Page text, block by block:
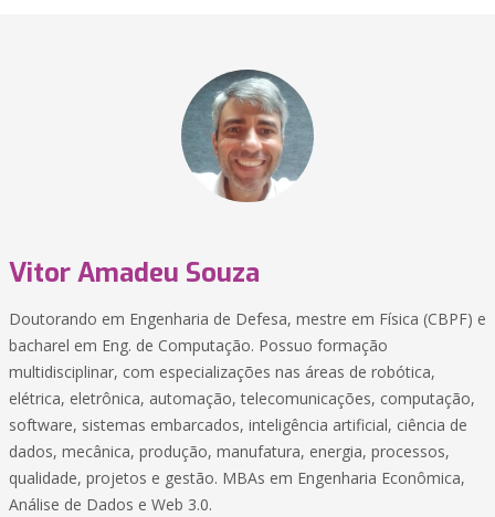
Vitor Amadeu Souza
Doutorando em Engenharia de Defesa, mestre em Física (CBPF) e
bacharel em Eng. de Computação. Possuo formação
multidisciplinar, com especializações nas áreas de robótica,
elétrica, eletrônica, automação, telecomunicações, computação,
software, sistemas embarcados, inteligência artificial, ciência de
dados, mecânica, produção, manufatura, energia, processos,
qualidade, projetos e gestão. MBAs em Engenharia Econômica,
Análise de Dados e Web 3.0.